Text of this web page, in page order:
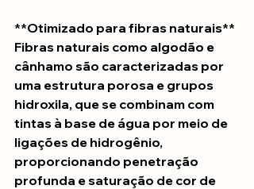
**Otimizado para fibras naturais**
Fibras naturais como algodão e
cânhamo são caracterizadas por
uma estrutura porosa e grupos
hidroxila, que se combinam com
tintas à base de água por meio de
ligações de hidrogênio,
proporcionando penetração
profunda e saturação de cor de